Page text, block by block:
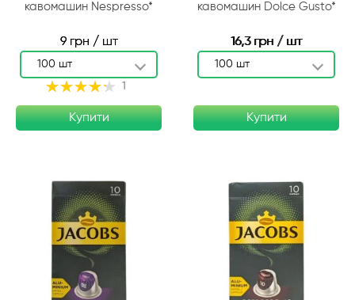
кавомашин Nespresso*
9 грн / шт
100 шт
Рейтинг:
1
Купити
кавомашин Dolce Gusto*
16,3 грн / шт
100 шт
Купити